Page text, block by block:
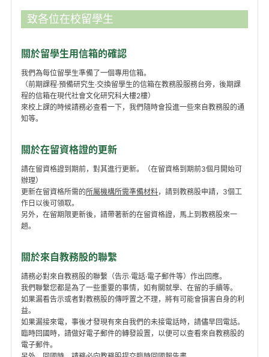
致各位在校留學生
關於留學生用信箱的確認
我們為每位留學生準備了一個專用信箱。
（前期課程·預備研究生·交換留學生的信箱在教務股服務台旁，後期課
程的信箱在現代社會文化研究科大樓2樓）
來校上課的時候請務必查看一下，我們隨時會投進一些來自教務股的通
知等。
關於在留資格證的更新
請在留資格證到期前，對其進行更新。（在留資格到期前3個月開始可
辦理）
更新在留資格所需的所屬機構所需準備材料，請到教務股申請，3個工
作日以後可領取。
另外，在留期限更新後，請帶著新的在留資格證，馬上到教務股來一
趟。
關於來自教務股的聯繫
請務必對來自教務股的聯繫（告示·電話·電子郵件等）作出回應。
我們聯繫您都是為了一些重要的事情，如有關就學、在留的手續等。
如果漏看告示或者對教務股的傳呼置之不理，將有可能會損害自身的利
益。
如果漏接來電，事後才發現有來自我們的未接電話時，請儘早回電話。
臨時回國時，請做好電子郵件的轉發設置，以便可以查看來自教務股的
電子郵件。